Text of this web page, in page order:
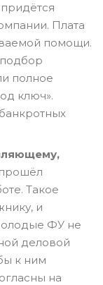
Плата
помощи.
полное
ключ».
Такое
и
ФУ не
деловой
к ним
на